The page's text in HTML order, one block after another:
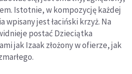
Istotnie, w kompozycję każdej
wpisany jest łaciński krzyż. Na
postać Dzieciątka
jak Izaak złożony w ofierze, jak